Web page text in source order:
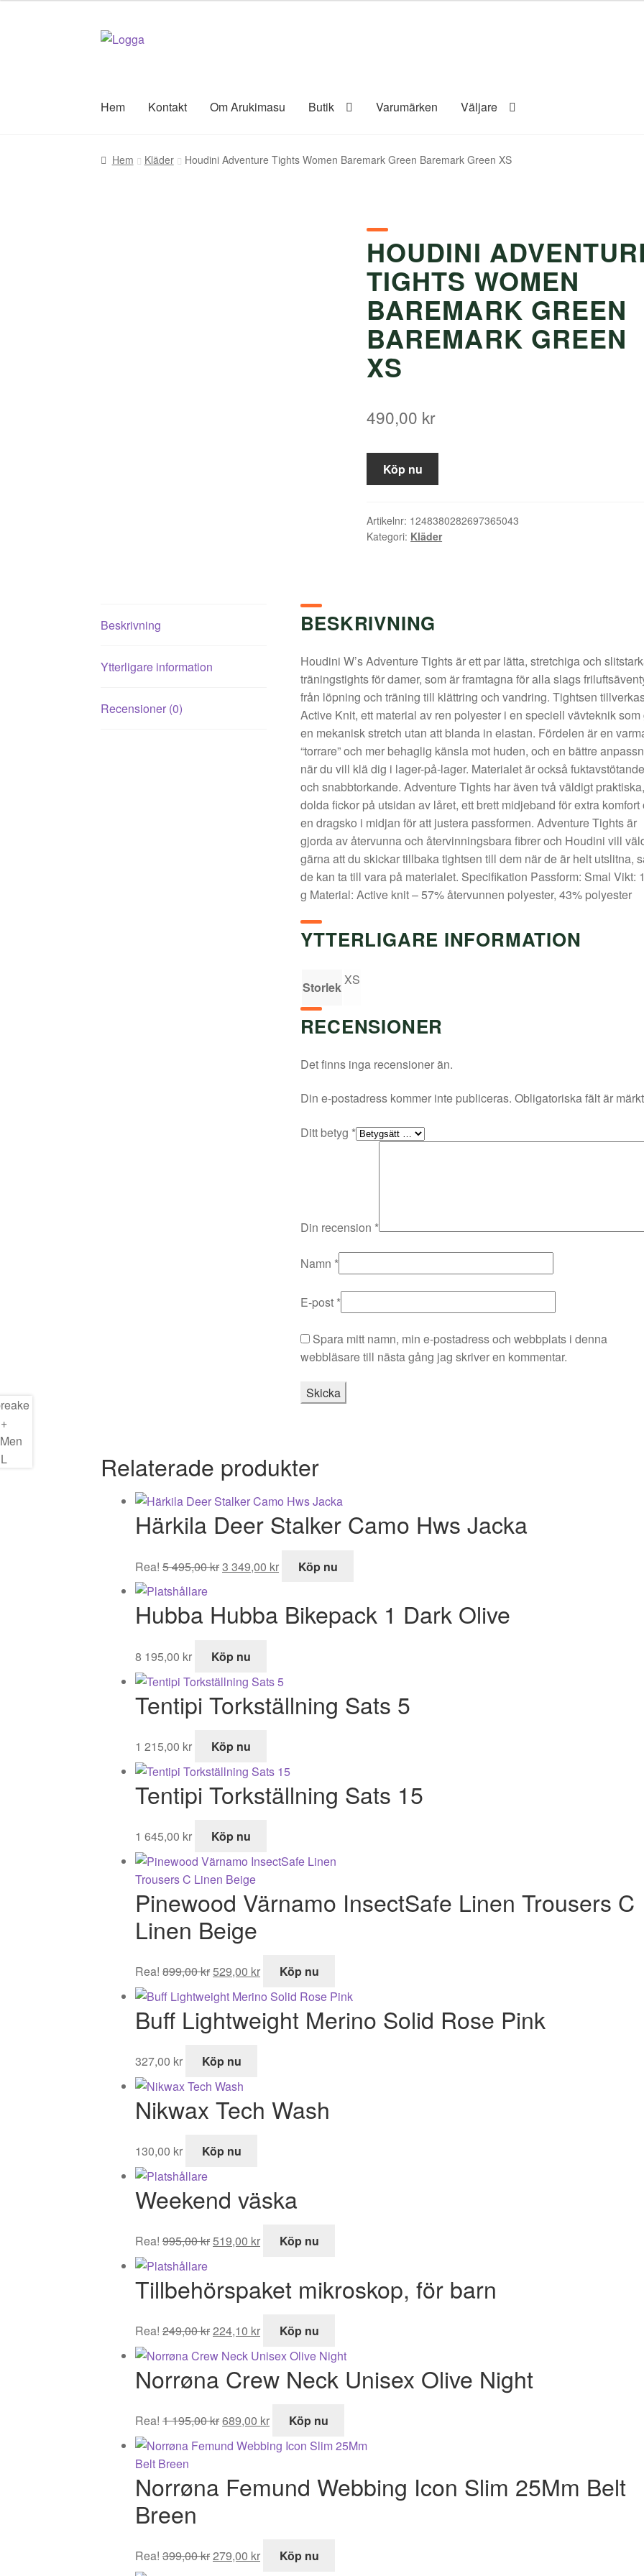
Hoppa
Hoppa
Hem
Kontakt Om Arukimasu Butik Varumärken Väljare
Hem Kläder Houdini Adventure Tights Women Baremark Green Baremark Green XS
HOUDINI
TIGHTS WOMEN
BAREMARK GREEN
BAREMARK GREEN
XS
490,00 kr
Köp nu
Artikelnr: 1248380282697365043
Kategori: Kläder
Beskrivning
Ytterligare information
Recensioner (0)
BESKRIVNING
Houdini W’s Adventure Tights är ett par lätta, stretchiga och
träningstights för damer, som är framtagna för alla slags
från löpning och träning till klättring och vandring. Tightsen
Active Knit, ett material av ren polyester i en speciell vävteknik som
en mekanisk stretch utan att blanda in elastan. Fördelen är en
“torrare” och mer behaglig känsla mot huden, och en bättre
när du vill klä dig i lager-på-lager. Materialet är också fuktavstötande
och snabbtorkande. Adventure Tights har även två väldigt praktiska,
dolda fickor på utsidan av låret, ett brett midjeband för extra komfort
en dragsko i midjan för att justera passformen. Adventure Tights är
gjorda av återvunna och återvinningsbara fibrer och Houdini vill
gärna att du skickar tillbaka tightsen till dem när de är helt utslitna,
de kan ta till vara på materialet. Specifikation Passform: Smal Vikt:
g Material: Active knit – 57% återvunnen polyester, 43% polyester
YTTERLIGARE INFORMATION
StorlekXS
RECENSIONER
Det finns inga recensioner än.
Din e-postadress kommer inte publiceras. Obligatoriska fält är
Ditt betyg *
Din recension *
Namn *
E-post *
Spara mitt namn, min e-postadress och webbplats i denna
webbläsare till nästa gång jag skriver en kommentar.
Relaterade produkter
Härkila Deer Stalker Camo Hws Jacka
Rea! 5 495,00kr
ursprungliga
var:
495,00 kr.
3 349,00 kr
nuvarande
är:
Köp nu
Hubba Hubba Bikepack 1 Dark Olive
8 195,00 kr Köp nu
Tentipi Torkställning Sats 5
1 215,00 kr Köp nu
Tentipi Torkställning Sats 15
1 645,00 kr Köp nu
Pinewood Värnamo InsectSafe Linen Trousers C
Linen Beige
Rea! 899,00kr
ursprungliga
priset
var:
529,00 kr
nuvarande
priset
är:
529,00 kr.
Köp nu
Buff Lightweight Merino Solid Rose Pink
327,00 kr Köp nu
Nikwax Tech Wash
130,00 kr Köp nu
Weekend väska
Rea! 995,00kr
ursprungliga
var:
995,00 kr.
519,00 kr
nuvarande
är:
Köp nu
Tillbehörspaket mikroskop, för barn
Rea! 249,00kr
ursprungliga
priset
var:
224,10 kr
nuvarande
priset
är:
Köp nu
Norrøna Crew Neck Unisex Olive Night
Rea! 1 195,00kr
ursprungliga
priset
1
195,00 kr.
689,00 kr
nuvarande
priset
689,00 kr.
Köp nu
Norrøna Femund Webbing Icon Slim 25Mm Belt
Breen
Rea! 399,00kr
ursprungliga
279,00 kr
nuvarande
Köp nu